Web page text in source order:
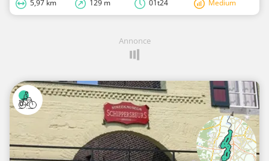
5,97 km 129 m 01t24 Medium
Annonce